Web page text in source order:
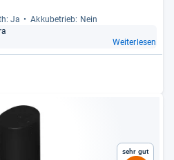
Ja
Akku­be­trieb: Nein
Weiterlesen
Sehr gut